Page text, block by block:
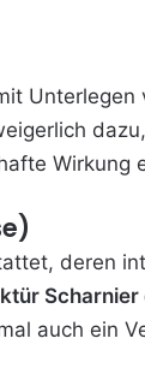
Wirkung
deren
Scharnier
auch ein